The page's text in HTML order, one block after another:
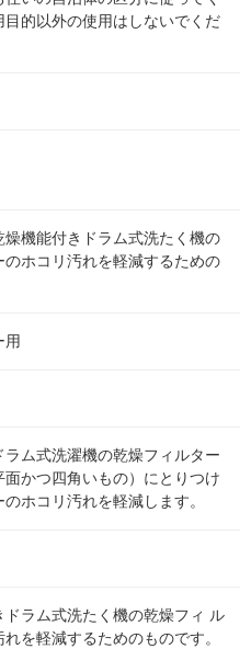
目的以外の使用はしないでくだ
燥機能付きドラム式洗たく機の
のホコリ汚れを軽減するための
用
ラム式洗濯機の乾燥フィルター
面かつ四角いもの）にとりつけ
ホコリ汚れを軽減します。
ドラム式洗たく機の乾燥フィ ル
を軽減するためのものです。